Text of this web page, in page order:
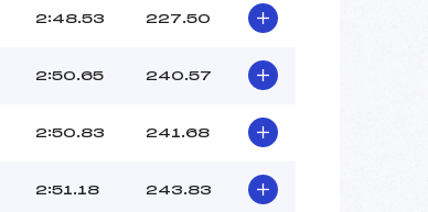
2:48.53 227.50
2:50.65 240.57
2:50.83 241.68
2:51.18 243.83